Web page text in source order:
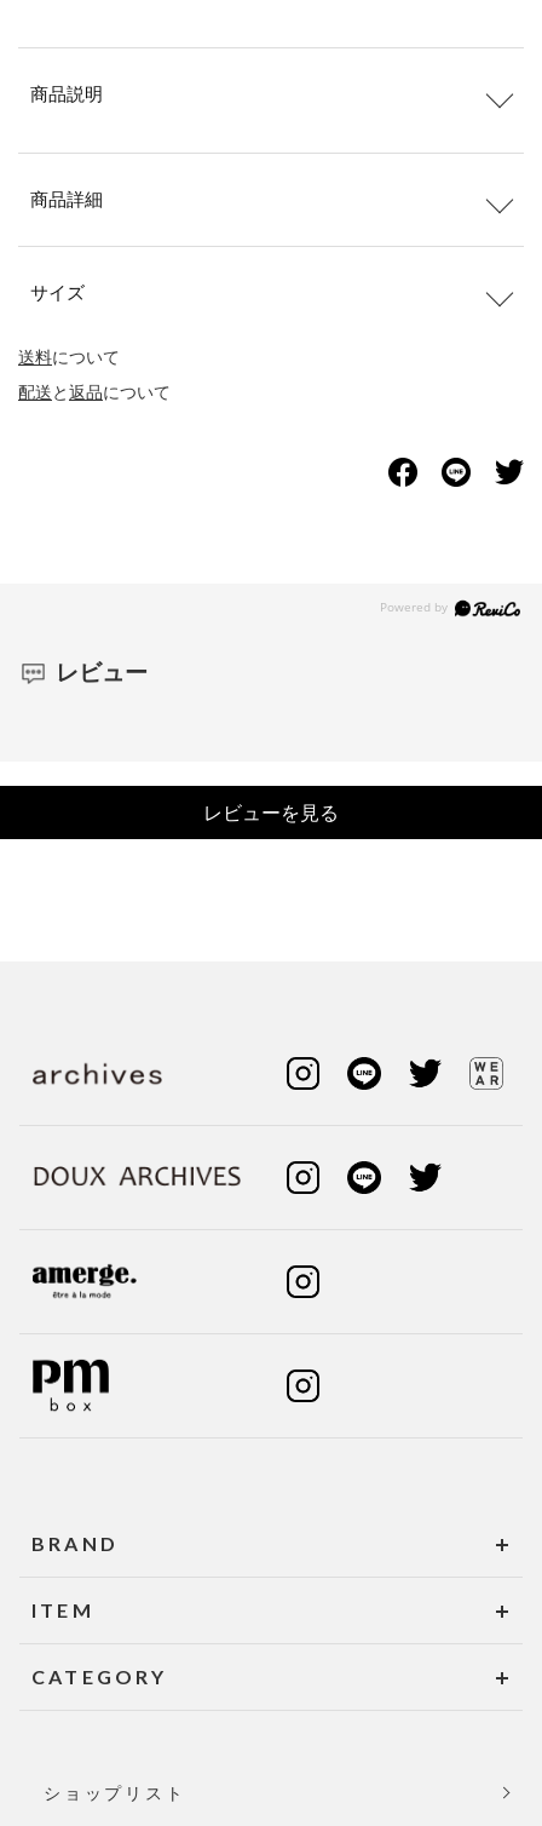
送料について
配送と返品について
商品説明
商品詳細
サイズ
レビュー
レビューを見る
BRAND
ITEM
CATEGORY
ショップリスト